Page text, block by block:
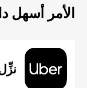
الأمر أسهل